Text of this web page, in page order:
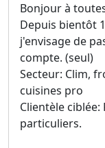
Bonjour à
Depuis bientôt
j'envisage de
compte. (seul)
Secteur: Clim,
cuisines pro
Clientèle
particuliers.